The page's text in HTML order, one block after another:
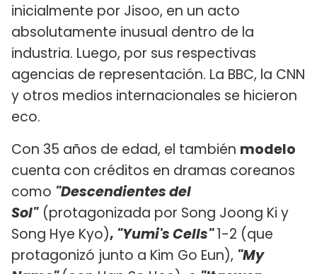
inicialmente por Jisoo, en un acto
absolutamente inusual dentro de la
industria. Luego, por sus respectivas
agencias de representación. La BBC, la CNN
y otros medios internacionales se hicieron
eco.
Con 35 años de edad, el también modelo
cuenta con créditos en dramas coreanos
como "Descendientes del
Sol" (protagonizada por Song Joong Ki y
Song Hye Kyo), "Yumi's Cells"1-2 (que
protagonizó junto a Kim Go Eun), "My